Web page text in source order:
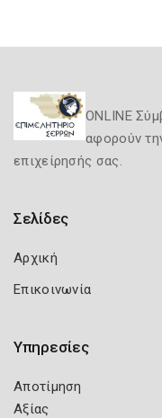
ONLINE
αφορούν
επιχείρησής σας.
Σελίδες
Αρχική
Επικοινωνία
Υπηρεσίες
Αποτίμηση
Αξίας